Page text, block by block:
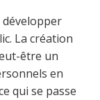
développer
La création
être un
en
qui se passe